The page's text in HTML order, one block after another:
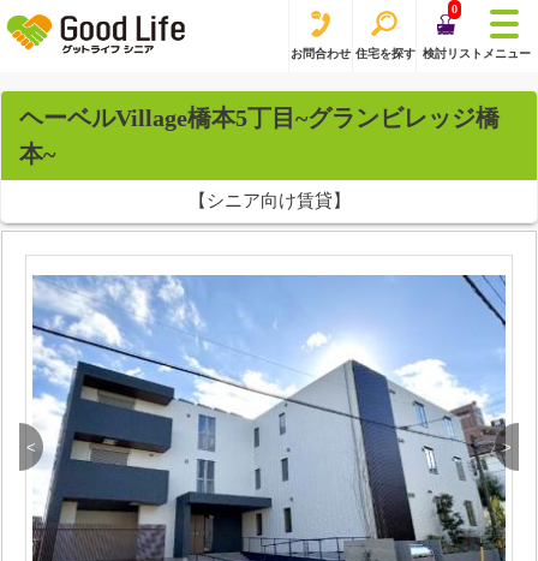
お問合わせ 住宅を探す
0
検討リスト メニュー
ヘーベルVillage橋本5丁目~グランビレッジ橋
本~
【シニア向け賃貸】
< >